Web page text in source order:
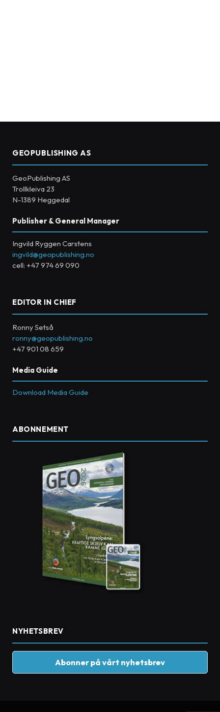
GEOPUBLISHING AS
GeoPublishing AS
Trollkleiva 23
N-1389 Heggedal
Publisher & General Manager
Ingvild Ryggen Carstens
ingvild@geopublishing.no
cell: +47 974 69 090
EDITOR IN CHIEF
Ronny Setså
ronny@geopublishing.no
+47 901 08 659
Media Guide
Download Media Guide
ABONNEMENT
NYHETSBREV
Abonner på vårt nyhetsbrev